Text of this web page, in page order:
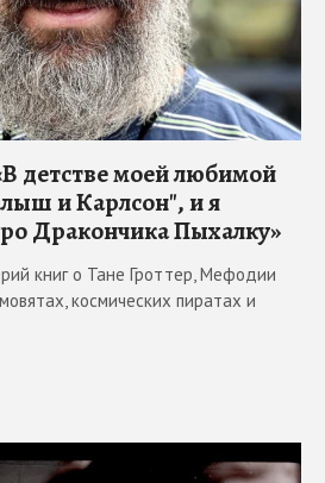
детстве моей любимой
и Карлсон", и я
Дракончика Пыхалку»
книг о Тане Гроттер, Мефодии
космических пиратах и